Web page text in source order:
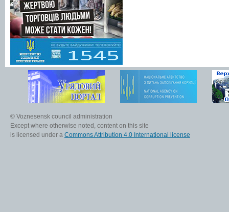
© Voznesensk council administration
Except where otherwise noted, content on this site
is licensed under a Commons Attribution 4.0 International license